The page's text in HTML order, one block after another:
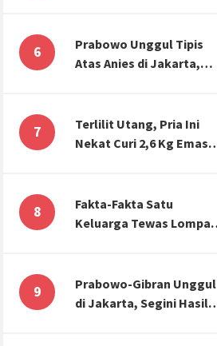
Effect
6
Prabowo Unggul Tipis
Atas Anies di Jakarta,
7
Terlilit Utang, Pria Ini
Nekat Curi 2,6 Kg Emas
8
Fakta-Fakta Satu
Keluarga Tewas Lompat
Kening
9
Prabowo-Gibran Unggul
di Jakarta, Segini Hasil